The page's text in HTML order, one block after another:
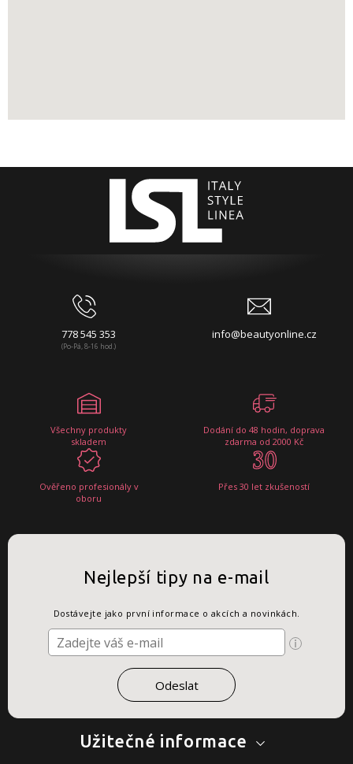
778 545 353
(Po-Pá, 8-16 hod.)
info@beautyonline.cz
Všechny produkty
skladem
Dodání do 48 hodin, doprava
zdarma od 2000 Kč
Ověřeno profesionály v
oboru
Přes 30 let zkušeností
Užitečné informace
Nejlepší tipy na e-mail
Dostávejte jako první informace o akcích a novinkách.